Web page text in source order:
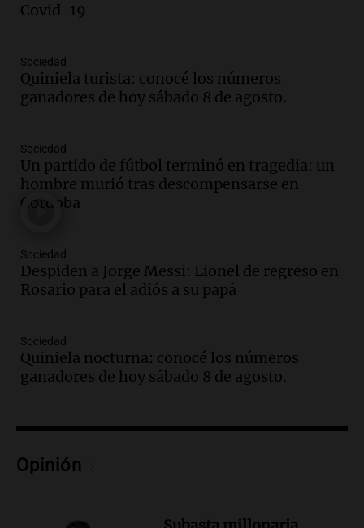
contrato de Leo con Barcelona
Audio.Joan Gaspart: "Sin Jorge, no sé si
Messi hubiera llegado adonde llegó"
Audio.El orgullo y el sueño argentino de
Jorge Messi en una entrevista con Rony
Vargas en 2007
Audio.El abuelo de Agostina Vega, tras
las nuevas detenciones: "En esa casa
Episodios
Audio.Una nutricionista derribó el mito
del desayuno ideal: qué alimentos
Episodios
Covid-19
Sociedad
Quiniela turista: conocé los números
ganadores de hoy sábado 8 de agosto.
Sociedad
Un partido de fútbol terminó en tragedia: un
hombre murió tras descompensarse en
Córdoba
Sociedad
Despiden a Jorge Messi: Lionel de regreso en
Rosario para el adiós a su papá
Sociedad
Quiniela nocturna: conocé los números
ganadores de hoy sábado 8 de agosto.
Opinión